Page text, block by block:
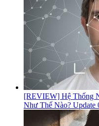
[REVIEW] Hệ Thống
Như Thế Nào? Update